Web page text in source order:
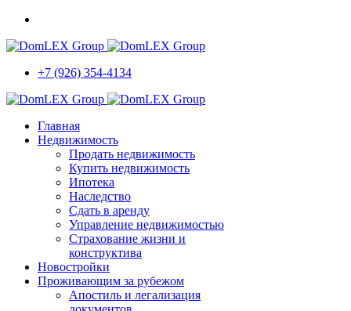
+7 (926) 354-4134
Главная
Недвижимость
Продать недвижимость
Купить недвижимость
Ипотека
Наследство
Сдать в аренду
Управление недвижимостью
Страхование жизни и
конструктива
Новостройки
Проживающим за рубежом
Апостиль и легализация